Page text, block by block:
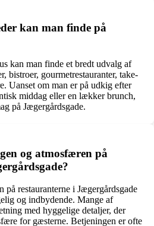
kan man finde på
kan man finde et bredt udvalg af
bistroer, gourmetrestauranter, take-
Uanset om man er på udkig efter
middag eller en lækker brunch,
på Jægergårdsgade.
og atmosfæren på
på restauranterne i Jægergårdsgade
og indbydende. Mange af
med hyggelige detaljer, der
for gæsterne. Betjeningen er ofte